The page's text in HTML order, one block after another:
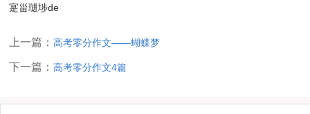
寔甾琎埗de
上一篇：高考零分作文——蝴蝶梦
下一篇：高考零分作文4篇